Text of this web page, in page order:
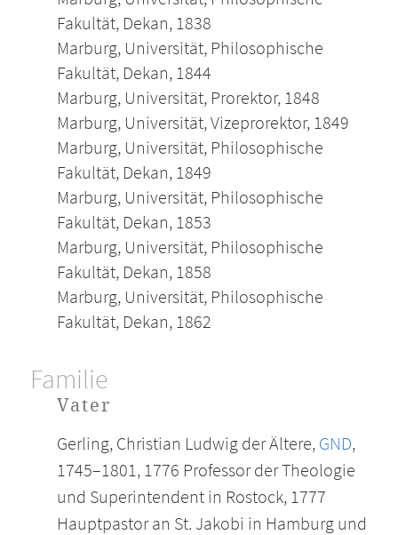
Fakultät, Dekan, 1838
Marburg, Universität, Philosophische
Fakultät, Dekan, 1844
Marburg, Universität, Prorektor, 1848
Marburg, Universität, Vizeprorektor, 1849
Marburg, Universität, Philosophische
Fakultät, Dekan, 1849
Marburg, Universität, Philosophische
Fakultät, Dekan, 1853
Marburg, Universität, Philosophische
Fakultät, Dekan, 1858
Marburg, Universität, Philosophische
Fakultät, Dekan, 1862
Familie
Vater
Gerling, Christian Ludwig der Ältere, GND,
1745–1801, 1776 Professor der Theologie
und Superintendent in Rostock, 1777
Hauptpastor an St. Jakobi in Hamburg und